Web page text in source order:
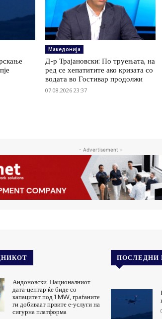
Македонија
Д-р Трајановски: По труењата, на
ред се хепатитите ако кризата со
водата во Гостивар продолжи
07.08.2026 23:37
- Advertisement -
Андоновски: Националниот
дата-центар ќе биде со
капацитет под 1 MW, граѓаните
ги добиваат првите е-услуги на
сигурна платформа
ПОСЛЕДНИ